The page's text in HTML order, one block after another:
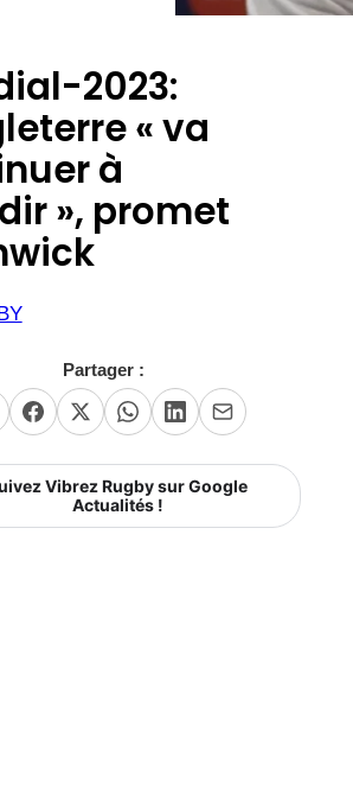
2023:
« va
à
», promet
Partager :
Vibrez Rugby sur Google
Actualités !